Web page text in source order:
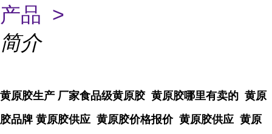
产品 >
简介
黄原胶生产 厂家食品级黄原胶 黄原胶哪里有卖的 黄原
胶品牌 黄原胶供应 黄原胶价格报价 黄原胶供应 黄原